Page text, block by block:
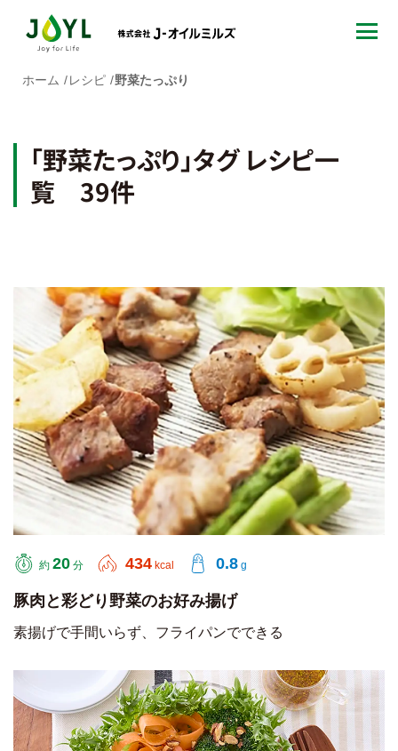
ホーム レシピ 野菜たっぷり
「野菜たっぷり」タグ レシピ一
覧 39件
約 20 分 434 kcal 0.8 g
豚肉と彩どり野菜のお好み揚げ
素揚げで手間いらず、フライパンでできる